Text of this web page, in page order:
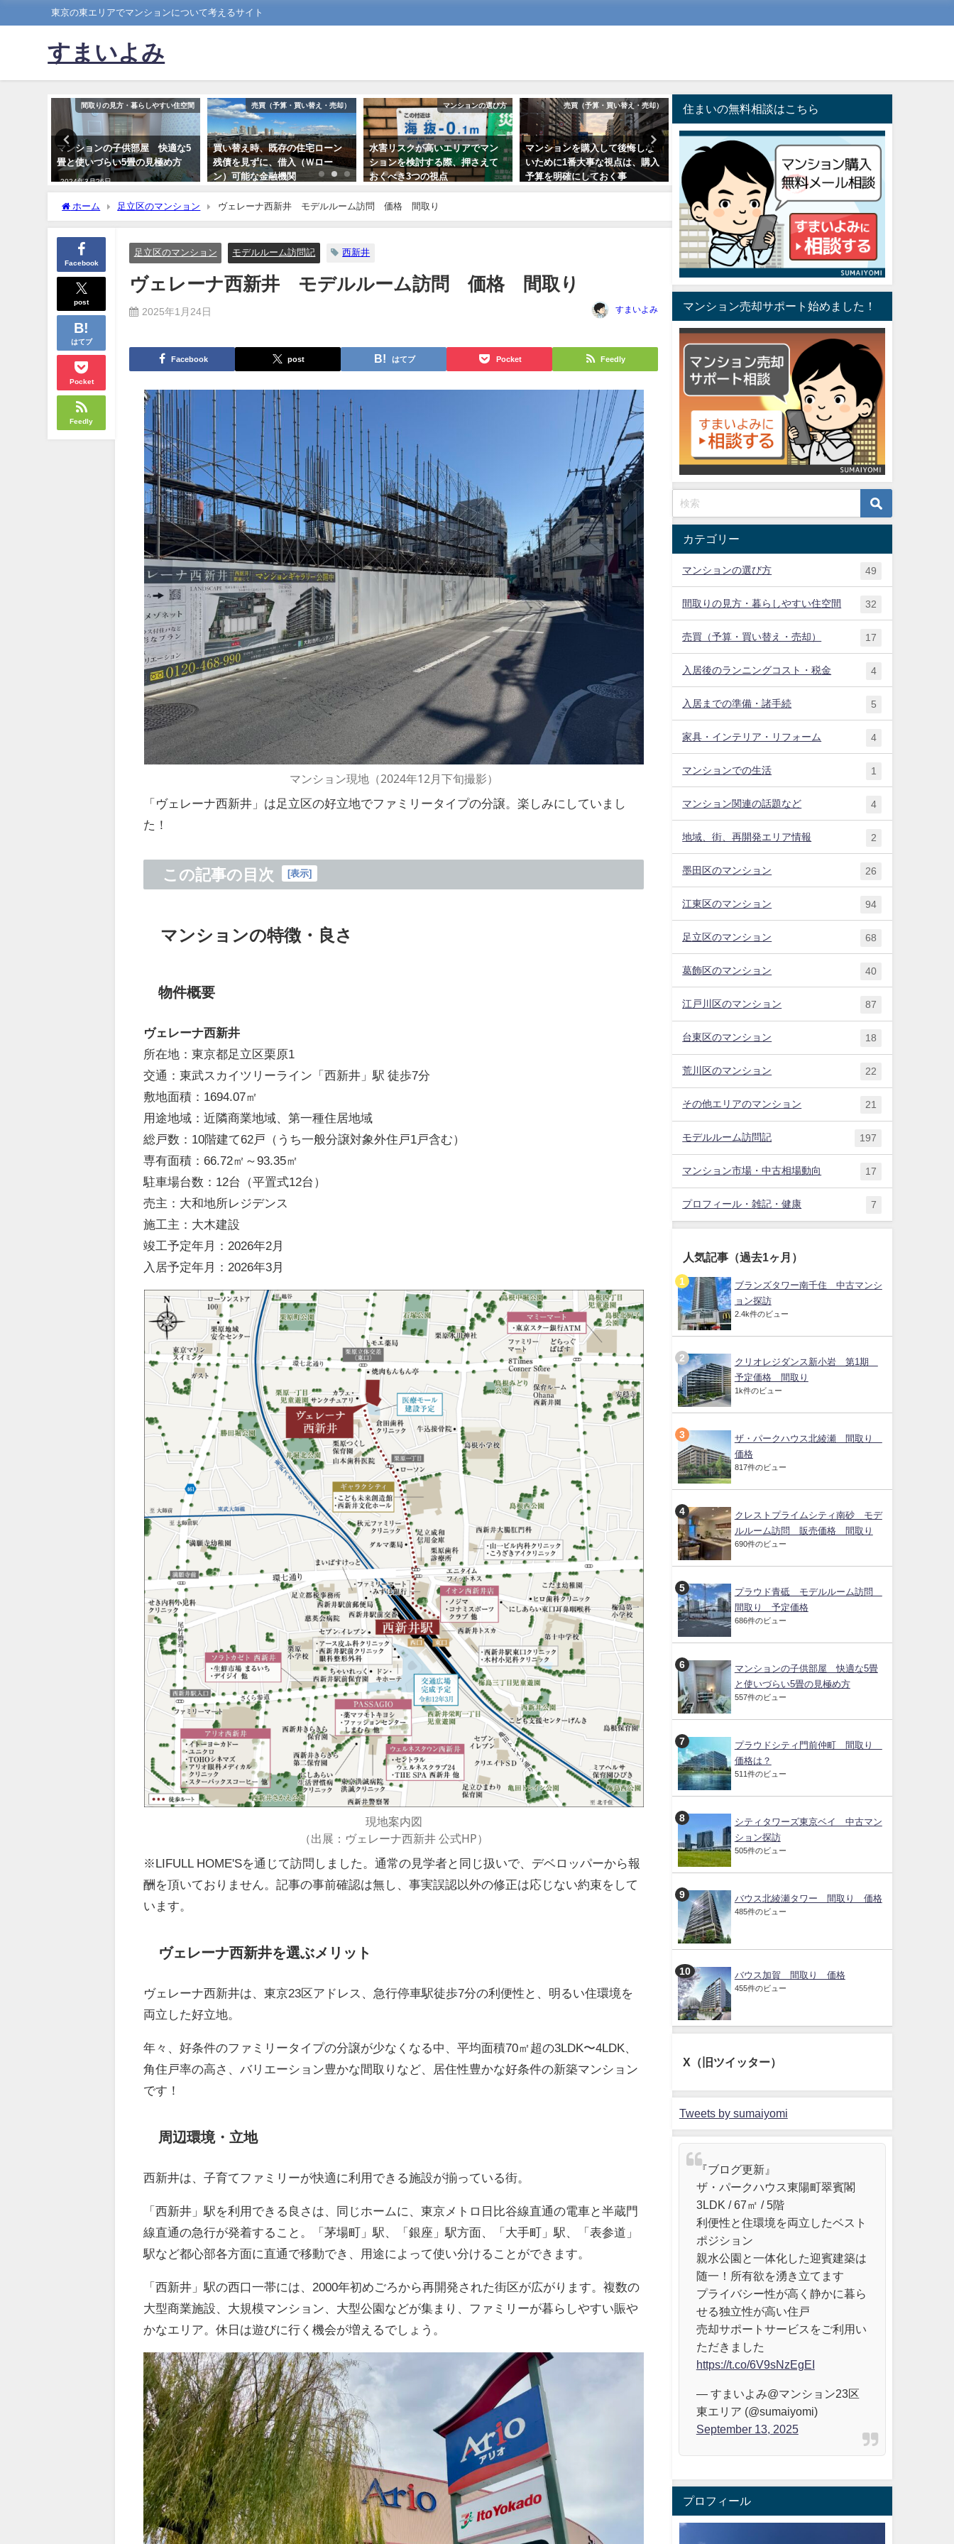
東京の東エリアでマンションについて考えるサイト
すまいよみ
間取りの見方・暮らしやすい住空間
マンションの子供部屋 快適な5
畳と使いづらい5畳の見極め方
2024年3月26日
売買（予算・買い替え・売却）
買い替え時、既存の住宅ローン
残債を見ずに、借入（Ｗロー
ン）可能な金融機関
マンションの選び方
水害リスクが高いエリアでマン
ションを検討する際、押さえて
おくべき3つの視点
売買（予算・買い替え・売却）
マンションを購入して後悔しな
いために1番大事な視点は、購入
予算を明確にしておく事
マンション市場・中古相場動向
24年度江東5区、中古マンション
相場まとめ（※）
2025年10月2日
マンション購入して新居に
しする際、準備しておきた
０の事
2017年8月18日
ホーム 足立区のマンション ヴェレーナ西新井 モデルルーム訪問 価格 間取り
Facebook
post
はてブ
Pocket
Feedly
足立区のマンション モデルルーム訪問記 西新井
ヴェレーナ西新井 モデルルーム訪問 価格 間取り
2025年1月24日 すまいよみ
Facebook post はてブ Pocket Feedly
マンション現地（2024年12月下旬撮影）
「ヴェレーナ西新井」は足立区の好立地でファミリータイプの分譲。楽しみにしていまし
た！
この記事の目次 [表示]
マンションの特徴・良さ
物件概要
ヴェレーナ西新井
所在地：東京都足立区栗原1
交通：東武スカイツリーライン「西新井」駅 徒歩7分
敷地面積：1694.07㎡
用途地域：近隣商業地域、第一種住居地域
総戸数：10階建て62戸（うち一般分譲対象外住戸1戸含む）
専有面積：66.72㎡～93.35㎡
駐車場台数：12台（平置式12台）
売主：大和地所レジデンス
施工主：大木建設
竣工予定年月：2026年2月
入居予定年月：2026年3月
現地案内図
（出展：ヴェレーナ西新井 公式HP）
※LIFULL HOME'Sを通じて訪問しました。通常の見学者と同じ扱いで、デベロッパーから報
酬を頂いておりません。記事の事前確認は無し、事実誤認以外の修正は応じない約束をして
います。
ヴェレーナ西新井を選ぶメリット
ヴェレーナ西新井は、東京23区アドレス、急行停車駅徒歩7分の利便性と、明るい住環境を
両立した好立地。
年々、好条件のファミリータイプの分譲が少なくなる中、平均面積70㎡超の3LDK〜4LDK、
角住戸率の高さ、バリエーション豊かな間取りなど、居住性豊かな好条件の新築マンション
です！
周辺環境・立地
西新井は、子育てファミリーが快適に利用できる施設が揃っている街。
「西新井」駅を利用できる良さは、同じホームに、東京メトロ日比谷線直通の電車と半蔵門
線直通の急行が発着すること。「茅場町」駅、「銀座」駅方面、「大手町」駅、「表参道」
駅など都心部各方面に直通で移動でき、用途によって使い分けることができます。
「西新井」駅の西口一帯には、2000年初めごろから再開発された街区が広がります。複数の
大型商業施設、大規模マンション、大型公園などが集まり、ファミリーが暮らしやすい賑や
かなエリア。休日は遊びに行く機会が増えるでしょう。
住まいの無料相談はこちら
マンション売却サポート始めました！
カテゴリー
マンションの選び方 49
間取りの見方・暮らしやすい住空間 32
売買（予算・買い替え・売却） 17
入居後のランニングコスト・税金 4
入居までの準備・諸手続 5
家具・インテリア・リフォーム 4
マンションでの生活 1
マンション関連の話題など 4
地域、街、再開発エリア情報 2
墨田区のマンション 26
江東区のマンション 94
足立区のマンション 68
葛飾区のマンション 40
江戸川区のマンション 87
台東区のマンション 18
荒川区のマンション 22
その他エリアのマンション 21
モデルルーム訪問記 197
マンション市場・中古相場動向 17
プロフィール・雑記・健康 7
人気記事（過去1ヶ月）
ブランズタワー南千住 中古マンシ
ョン探訪
2.4k件のビュー
クリオレジダンス新小岩 第1期
予定価格 間取り
1k件のビュー
ザ・パークハウス北綾瀬 間取り
価格
817件のビュー
クレストプライムシティ南砂 モデ
ルルーム訪問 販売価格 間取り
690件のビュー
プラウド青砥 モデルルーム訪問
間取り 予定価格
686件のビュー
マンションの子供部屋 快適な5畳
と使いづらい5畳の見極め方
557件のビュー
プラウドシティ門前仲町 間取り
価格は？
511件のビュー
シティタワーズ東京ベイ 中古マン
ション探訪
505件のビュー
バウス北綾瀬タワー 間取り 価格
485件のビュー
バウス加賀 間取り 価格
455件のビュー
X（旧ツイッター）
Tweets by sumaiyomi
『ブログ更新』
ザ・パークハウス東陽町翠賓閣
3LDK / 67㎡ / 5階
利便性と住環境を両立したベスト
ポジション
親水公園と一体化した迎賓建築は
随一！所有欲を湧き立てます
プライバシー性が高く静かに暮ら
せる独立性が高い住戸
売却サポートサービスをご利用い
ただきました
https://t.co/6V9sNzEgEI
— すまいよみ@マンション23区
東エリア (@sumaiyomi)
September 13, 2025
プロフィール